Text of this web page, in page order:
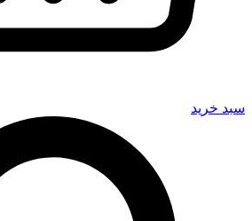
سبد خرید